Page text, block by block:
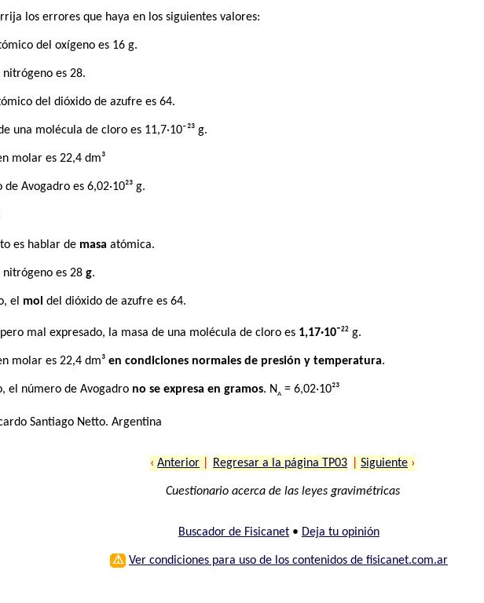
los errores que haya en los siguientes valores:
del oxígeno es 16 g.
nitrógeno es 28.
del dióxido de azufre es 64.
una molécula de cloro es 11,7·10⁻²³ g.
molar es 22,4 dm³
Avogadro es 6,02·10²³ g.
es hablar de masa atómica.
nitrógeno es 28g.
el mol del dióxido de azufre es 64.
mal expresado, la masa de una molécula de cloro es 1,17·10⁻22 g.
molar es 22,4 dm³en condiciones normales de presión y temperatura.
el número de Avogadro no se expresa en gramos. NA = 6,02·10²³
Santiago Netto. Argentina
‹ Anterior Regresar a la página TP03 Siguiente ›
Cuestionario acerca de las leyes gravimétricas
Buscador de Fisicanet• Deja tu opinión
⚠ Ver condiciones para uso de los contenidos de fisicanet.com.ar